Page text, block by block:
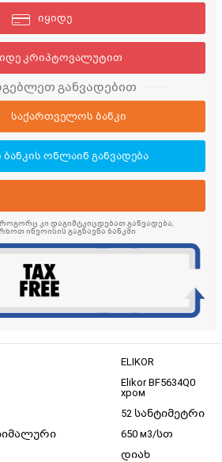
იყიდე
კრიპტოვალუტით
განვადებით
საქართველოს ბანკი
ბანკის ონლაინ განვადება
კი დაგიმტკიცდებათ განვადება,
ინვოისის გაგზავნა ბანკში
ELIKOR
Elikor BF5634Q0
хром
52 სანტიმეტრი
650 м3/სთ
დიახ